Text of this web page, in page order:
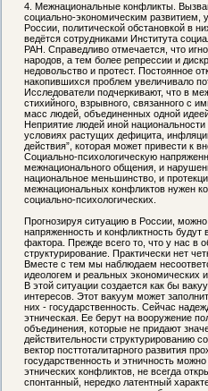
4. Межнациональные конфликты.
социально-экономическим развитием,
России, политической обстановкой в
ведётся сотрудниками Института
РАН. Справедливо отмечается, что
народов, а тем более репрессии и
недовольство и протест. Постоянное
накопившихся проблем увеличивало
Исследователи подчеркивают, что в
стихийного, взрывного, связанного с
масс людей, объединенных одной
Неприятие людей иной
условиях растущих дефицита,
действия”, которая может привести к
Социально-психологическую
межнационального общения, и
национальное меньшинство, и
межнациональных конфликтов нужен
социально-психологических.
Прогнозируя ситуацию в России,
напряженность и конфликтность будут
фактора. Прежде всего то, что у нас в
структурирование. Практически нет
Вместе с тем мы наблюдаем
идеологем и реальных экономических
В этой ситуации создается как бы
интересов. Этот вакуум может
них - государственность. Сейчас
этническая. Ее берут на вооружение
объединения, которые не придают
действительности структурированию
вектор посттоталитарного развития
государственность и этничность
этнических конфликтов, не всегда
спонтанный, нередко латентный